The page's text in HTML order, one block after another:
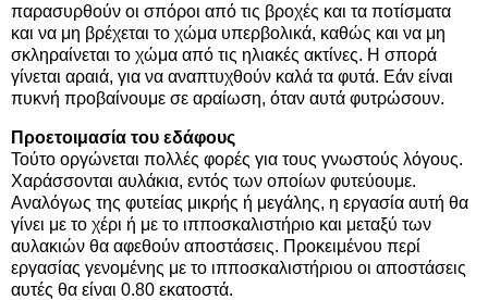
παρασυρθούν οι σπόροι από τις βροχές και τα ποτίσματα
και να μη βρέχεται το χώμα υπερβολικά, καθώς και να μη
σκληραίνεται το χώμα από τις ηλιακές ακτίνες. Η σπορά
γίνεται αραιά, για να αναπτυχθούν καλά τα φυτά. Εάν είναι
πυκνή προβαίνουμε σε αραίωση, όταν αυτά φυτρώσουν.
Προετοιμασία του εδάφους
Τούτο οργώνεται πολλές φορές για τους γνωστούς λόγους.
Χαράσσονται αυλάκια, εντός των οποίων φυτεύουμε.
Αναλόγως της φυτείας μικρής ή μεγάλης, η εργασία αυτή θα
γίνει με το χέρι ή με το ιπποσκαλιστήριο και μεταξύ των
αυλακιών θα αφεθούν αποστάσεις. Προκειμένου περί
εργασίας γενομένης με το ιπποσκαλιστήριου οι αποστάσεις
αυτές θα είναι 0.80 εκατοστά.